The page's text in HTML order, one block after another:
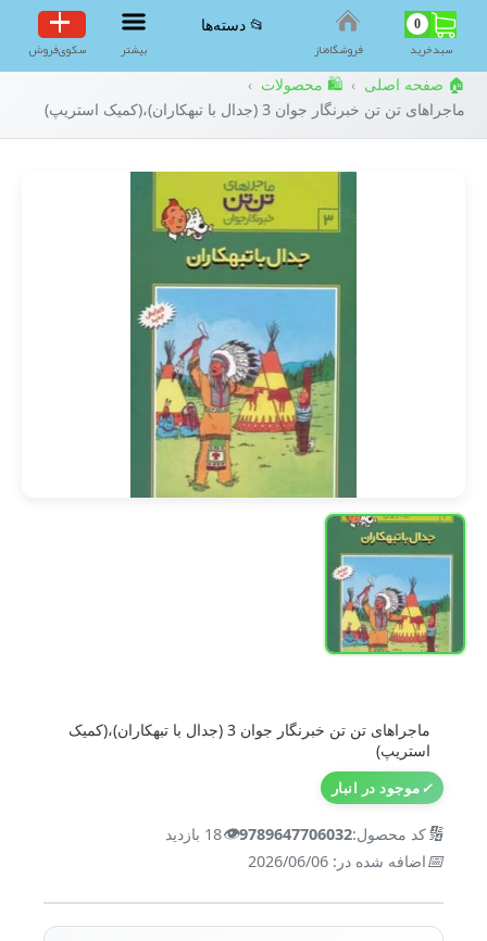
0
سبد‌خرید فروشگاه‌ناز
📂 دسته‌ها
بیشتر سکوی‌فروش
🏠 صفحه اصلی › 🛍️ محصولات ›
ماجراهای تن تن خبرنگار جوان 3 (جدال با تبهکاران)،(کمیک استریپ)
ماجراهای تن تن خبرنگار جوان 3 (جدال با تبهکاران)،(کمیک
استریپ)
✓موجود در انبار
🔢کد محصول:9789647706032
👁️18 بازدید
📅اضافه شده در: 2026/06/06